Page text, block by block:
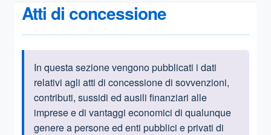
Atti di concessione
Informazioni introduttive
In questa sezione vengono pubblicati i dati
relativi agli atti di concessione di sovvenzioni,
contributi, sussidi ed ausili finanziari alle
imprese e di vantaggi economici di qualunque
genere a persone ed enti pubblici e privati di